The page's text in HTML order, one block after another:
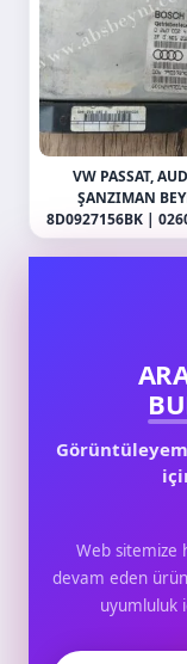
VW PASSAT,
ŞANZIMAN
8D0927156BK |
Web sitemize
devam eden
uyumluluk